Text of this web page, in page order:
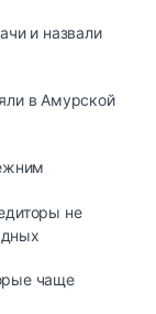
и назвали
в Амурской
не
чаще